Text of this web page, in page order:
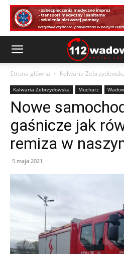
Strona główna Kalwaria
Kalwaria Zebrzydowska Mucharz
Nowe
gaśnicze jak
remiza w
5 maja 2021